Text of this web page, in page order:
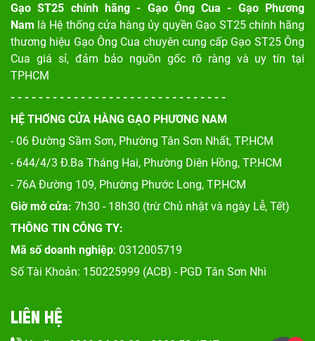
Gạo ST25 chính hãng - Gạo Ông Cua - Gạo Phương
Nam là Hệ thống cửa hàng ủy quyền Gạo ST25 chính hãng
thương hiệu Gạo Ông Cua chuyên cung cấp Gạo ST25 Ông
Cua giá sỉ, đảm bảo nguồn gốc rõ ràng và uy tín tại
TPHCM
- - - - - - - - - - - - - - - - - - - - - - - - - - - - - - -
HỆ THỐNG CỬA HÀNG GẠO PHƯƠNG NAM
- 06 Đường Sầm Sơn, Phường Tân Sơn Nhất, TP.HCM
- 644/4/3 Đ.Ba Tháng Hai, Phường Diên Hồng, TP.HCM
- 76A Đường 109, Phường Phước Long, TP.HCM
Giờ mở cửa: 7h30 - 18h30 (trừ Chủ nhật và ngày Lễ, Tết)
THÔNG TIN CÔNG TY:
Mã số doanh nghiệp: 0312005719
Số Tài Khoản: 150225999 (ACB) - PGD Tân Sơn Nhì
LIÊN HỆ